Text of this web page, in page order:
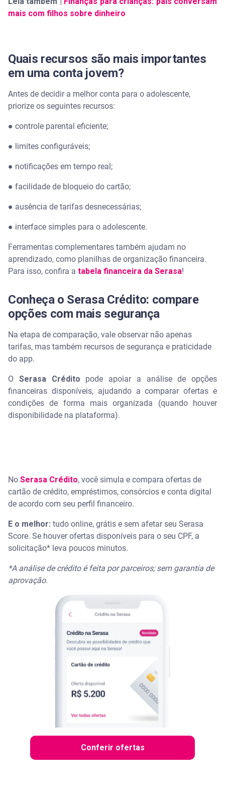
mais com filhos sobre dinheiro
Quais recursos são mais importantes
em uma conta jovem?
Antes de decidir a melhor conta para o adolescente,
priorize os seguintes recursos:
● controle parental eficiente;
● limites configuráveis;
● notificações em tempo real;
● facilidade de bloqueio do cartão;
● ausência de tarifas desnecessárias;
● interface simples para o adolescente.
Ferramentas complementares também ajudam no
aprendizado, como planilhas de organização financeira.
Para isso, confira a tabela financeira da Serasa!
Conheça o Serasa Crédito: compare
opções com mais segurança
Na etapa de comparação, vale observar não apenas
tarifas, mas também recursos de segurança e praticidade
do app.
O Serasa Crédito pode apoiar a análise de opções
financeiras disponíveis, ajudando a comparar ofertas e
condições de forma mais organizada (quando houver
disponibilidade na plataforma).
No Serasa Crédito, você simula e compara ofertas de
cartão de crédito, empréstimos, consórcios e conta digital
de acordo com seu perfil financeiro.
E o melhor: tudo online, grátis e sem afetar seu Serasa
Score. Se houver ofertas disponíveis para o seu CPF, a
solicitação* leva poucos minutos.
*A análise de crédito é feita por parceiros; sem garantia de
aprovação.
Conferir ofertas